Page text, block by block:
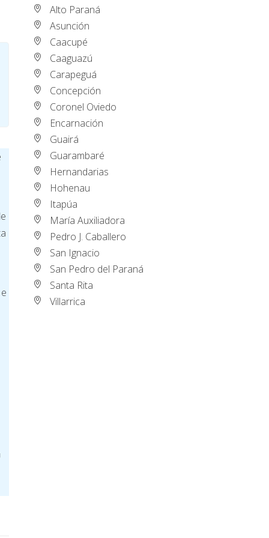
Alto Paraná
Asunción
Caacupé
Caaguazú
Carapeguá
Concepción
Coronel Oviedo
Encarnación
Guairá
Guarambaré
Hernandarias
Hohenau
Itapúa
María Auxiliadora
Pedro J. Caballero
San Ignacio
San Pedro del Paraná
Santa Rita
Villarrica